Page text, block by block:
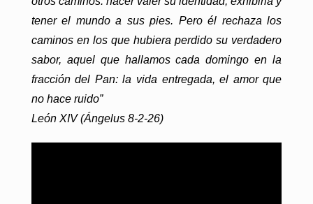
tener el mundo a sus pies. Pero él rechaza los
caminos en los que hubiera perdido su verdadero
sabor, aquel que hallamos cada domingo en la
fracción del Pan: la vida entregada, el amor que
no hace ruido”
León XIV (Ángelus 8-2-26)